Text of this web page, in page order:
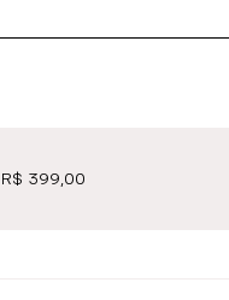
399,00